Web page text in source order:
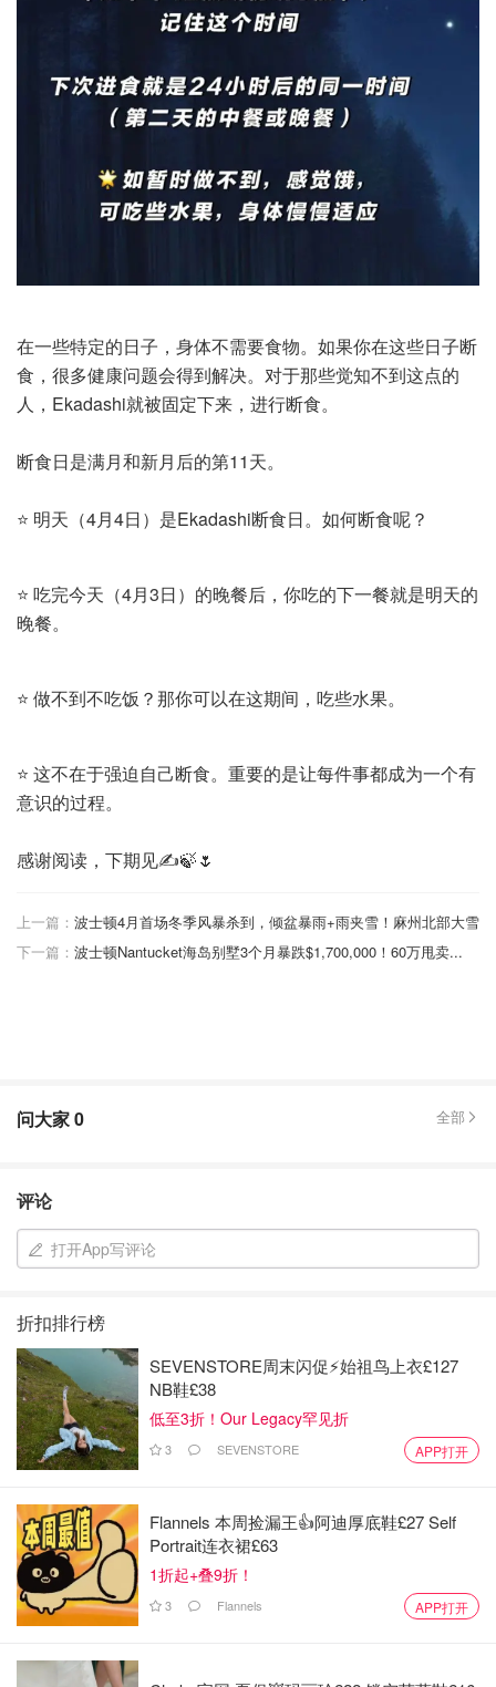
在一些特定的日子，身体不需要食物。如果你在这些日子断
食，很多健康问题会得到解决。对于那些觉知不到这点的
人，Ekadashi就被固定下来，进行断食。
断食日是满月和新月后的第11天。
⭐ 明天（4月4日）是Ekadashi断食日。如何断食呢？
⭐ 吃完今天（4月3日）的晚餐后，你吃的下一餐就是明天的
晚餐。
⭐ 做不到不吃饭？那你可以在这期间，吃些水果。
⭐ 这不在于强迫自己断食。重要的是让每件事都成为一个有
意识的过程。
感谢阅读，下期见✍️🍃🌷
上一篇： 波士顿4月首场冬季风暴杀到，倾盆暴雨+雨夹雪！麻州北部大雪
下一篇： 波士顿Nantucket海岛别墅3个月暴跌$1,700,000！60万甩卖...
问大家0 全部
评论
打开App写评论
折扣排行榜
SEVENSTORE周末闪促⚡️始祖鸟上衣£127
NB鞋£38
低至3折！Our Legacy罕见折
3 SEVENSTORE APP打开
Flannels 本周捡漏王👍阿迪厚底鞋£27 Self
Portrait连衣裙£63
1折起+叠9折！
3 Flannels APP打开